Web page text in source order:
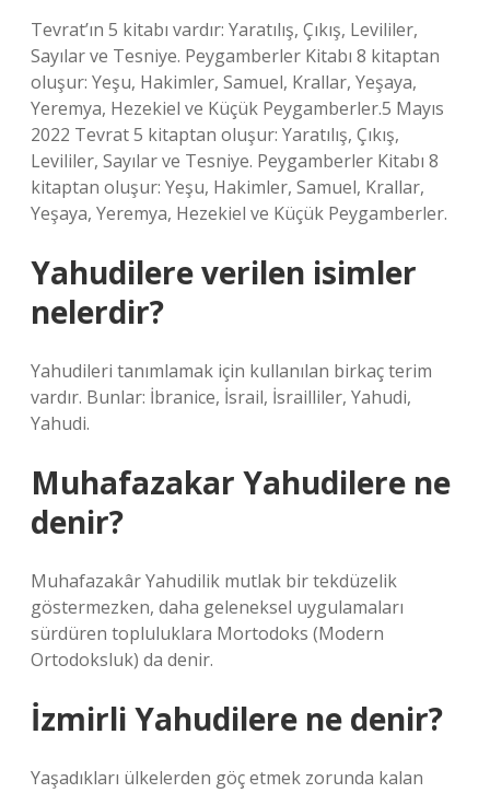
Tevrat’ın 5 kitabı vardır: Yaratılış, Çıkış, Levililer,
Sayılar ve Tesniye. Peygamberler Kitabı 8 kitaptan
oluşur: Yeşu, Hakimler, Samuel, Krallar, Yeşaya,
Yeremya, Hezekiel ve Küçük Peygamberler.5 Mayıs
2022 Tevrat 5 kitaptan oluşur: Yaratılış, Çıkış,
Levililer, Sayılar ve Tesniye. Peygamberler Kitabı 8
kitaptan oluşur: Yeşu, Hakimler, Samuel, Krallar,
Yeşaya, Yeremya, Hezekiel ve Küçük Peygamberler.
Yahudilere verilen isimler
nelerdir?
Yahudileri tanımlamak için kullanılan birkaç terim
vardır. Bunlar: İbranice, İsrail, İsrailliler, Yahudi,
Yahudi.
Muhafazakar Yahudilere ne
denir?
Muhafazakâr Yahudilik mutlak bir tekdüzelik
göstermezken, daha geleneksel uygulamaları
sürdüren topluluklara Mortodoks (Modern
Ortodoksluk) da denir.
İzmirli Yahudilere ne denir?
Yaşadıkları ülkelerden göç etmek zorunda kalan